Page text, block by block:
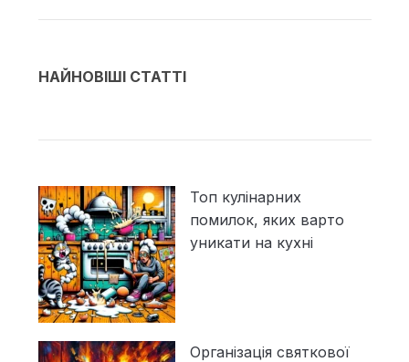
НАЙНОВІШІ СТАТТІ
Топ кулінарних
помилок, яких варто
уникати на кухні
Організація святкової